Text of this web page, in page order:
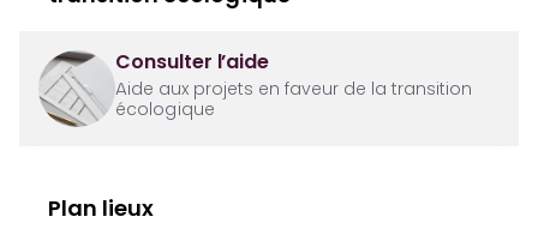
Consulter l’aide
Aide aux projets en faveur de la transition
écologique
Plan lieux